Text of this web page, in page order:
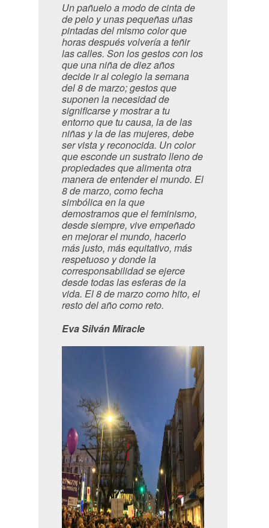
Un pañuelo a modo de cinta de
de pelo y unas pequeñas uñas
pintadas del mismo color que
horas después volvería a teñir
las calles. Son los gestos con los
que una niña de diez años
decide ir al colegio la semana
del 8 de marzo; gestos que
suponen la necesidad de
significarse y mostrar a tu
entorno que tu causa, la de las
niñas y la de las mujeres, debe
ser vista y reconocida. Un color
que esconde un sustrato lleno de
propiedades que alimenta otra
manera de entender el mundo. El
8 de marzo, como fecha
simbólica en la que
demostramos que el feminismo,
desde siempre, vive empeñado
en mejorar el mundo, hacerlo
más justo, más equitativo, más
respetuoso y donde la
corresponsabilidad se ejerce
desde todas las esferas de la
vida. El 8 de marzo como hito, el
resto del año como reto.
Eva Silván Miracle